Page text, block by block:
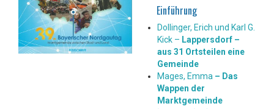
Einführung
Dollinger, Erich und Karl G.
Kick – Lappersdorf –
aus 31 Ortsteilen eine
Gemeinde
Mages, Emma – Das
Wappen der
Marktgemeinde